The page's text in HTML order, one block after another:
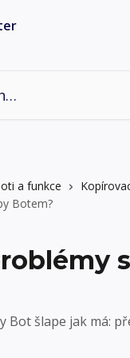
a funkce
Botem?
Bot šlape jak má: